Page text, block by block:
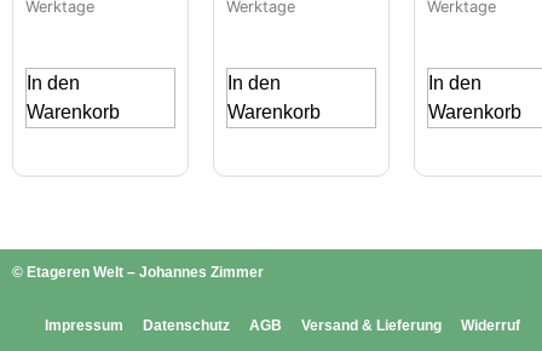
Werktage
In den
Warenkorb
Werktage
In den
Warenkorb
Werktage
In den
Warenkorb
© Etageren Welt – Johannes Zimmer
Impressum Datenschutz AGB Versand & Lieferung Widerruf